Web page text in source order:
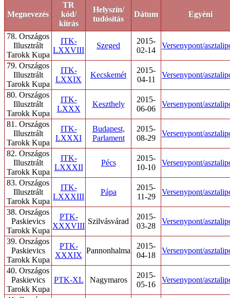
Megnevezés
TR
kód/
kiírás
Helyszín/
tudósítás
Dátum Egyéni
78. Országos
Illusztrált
Tarokk Kupa
ITK-
LXXVIII
Szeged
2015-
02-14
Versenypont/
79. Országos
Illusztrált
Tarokk Kupa
ITK-
LXXIX
Kecskemét
2015-
04-11
Versenypont/
80. Országos
Illusztrált
Tarokk Kupa
ITK-
LXXX
Keszthely
2015-
06-06
Versenypont/
81. Országos
Illusztrált
Tarokk Kupa
ITK-
LXXXI
Budapest,
Parlament
2015-
08-29
Versenypont/
82. Országos
Illusztrált
Tarokk Kupa
ITK-
LXXXII
Pécs
2015-
10-10
Versenypont/
83. Országos
Illusztrált
Tarokk Kupa
ITK-
LXXXIII
Pápa
2015-
11-29
Versenypont/
38. Országos
Paskievics
Tarokk Kupa
PTK-
XXXVIII
Szilvásvárad
2015-
03-28
Versenypont/
39. Országos
Paskievics
Tarokk Kupa
PTK-
XXXIX
Pannonhalma
2015-
04-18
Versenypont/
40. Országos
Paskievics
Tarokk Kupa
PTK-XL Nagymaros
2015-
05-16
Versenypont/